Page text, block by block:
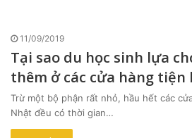
11/09/2019
Tại sao du học sinh lựa
thêm ở các cửa hàng tiện
Trừ một bộ phận rất nhỏ, hầu hết các
Nhật đều có thời gian…